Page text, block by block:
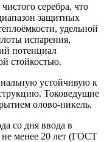
серебра, что
защитных
удельной
испарения,
потенциал
стойкостью.
устойчивую к
Токоведущие
олово-никель.
со дня ввода в
менее 20 лет (ГОСТ